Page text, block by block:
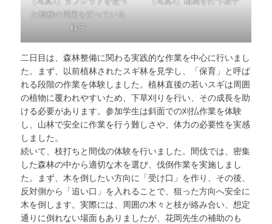
た樹種の同定を行っている
様子
二日目は、森林整備に関わる実践的な作業を中心に行いまし
た。まず、以前植林されたスギ林を見学し、「保育」と呼ば
れる段階の作業を体験しました。植林直後の若いスギは周囲
の植物に覆われやすいため、下草刈りを行い、その成長を助
ける必要があります。参加学生は斜面での刈払作業を体験
し、山林で安全に作業を行う難しさや、体力の必要性を実感
しました。
続いて、枝打ちと間伐の体験を行いました。間伐では、密集
した森林の中から適切な木を選び、伐倒作業を実施しまし
た。まず、木を倒したい方向に「受け口」を作り、その後、
反対側から「追い口」を入れることで、狙った方向へ安全に
木を倒します。実際には、周囲の木々と枝が絡み合い、想定
通りに倒れない場面もありましたが、花岡先生の補助のも